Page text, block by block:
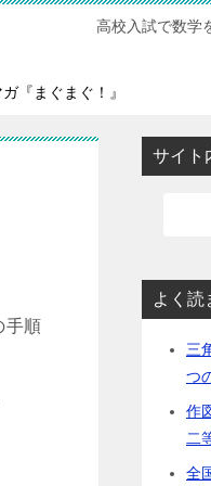
高校入試で数学
『まぐまぐ！』
手順
サイト
よく読
三
つ
作
二
全